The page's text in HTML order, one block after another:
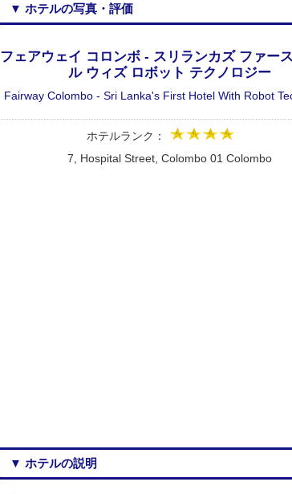
▼ ホテルの写真・評価
フェアウェイ コロンボ - スリランカズ ファー
ル ウィズ ロボット テクノロジー
Fairway Colombo - Sri Lanka's First Hotel With Robot
ホテルランク：
7, Hospital Street, Colombo 01 Colombo
▼ ホテルの説明